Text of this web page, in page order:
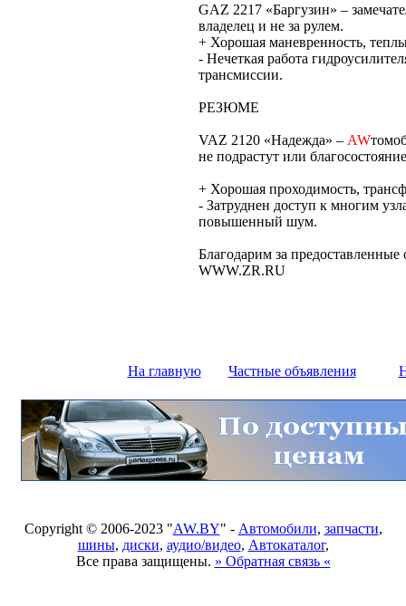
GAZ 2217 «Баргузин» –
владелец и не за рулем.
+ Хорошая маневренность,
- Нечеткая работа
трансмиссии.
РЕЗЮМЕ
VAZ 2120 «Надежда» – AW
не подрастут или
+ Хорошая проходимость,
- Затруднен доступ к многим
повышенный шум.
Благодарим за
WWW.ZR.RU
На главную Частные объявления
Copyright © 2006-2023 "AW.BY" - Автомобили, запчасти,
шины, диски, аудио/видео, Автокаталог,
Все права защищены. » Обратная связь «